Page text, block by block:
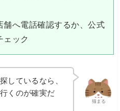
へ電話確認するか、公式
ェック
猫まる
しているなら、
くのが確実だ